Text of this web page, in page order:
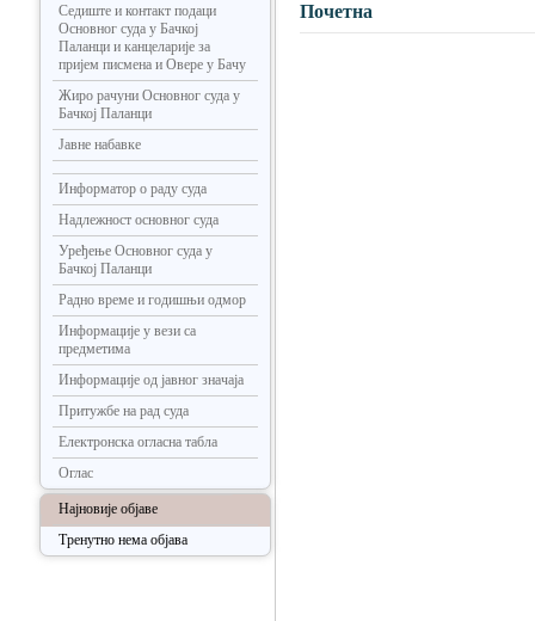
Седиште и контакт подаци
Основног суда у Бачкој
Паланци и канцеларије за
пријем писмена и Оверe у Бачу
Жиро рачуни Основног суда у
Бачкој Паланци
Јавне набавке
Информатор о раду суда
Надлежност основног суда
Уређење Основног суда у
Бачкој Паланци
Радно време и годишњи одмор
Информације у вези са
предметима
Информације од јавног значаја
Притужбе на рад суда
Електронска огласна табла
Оглас
Најновије објаве
Тренутно нема објава
Почетна